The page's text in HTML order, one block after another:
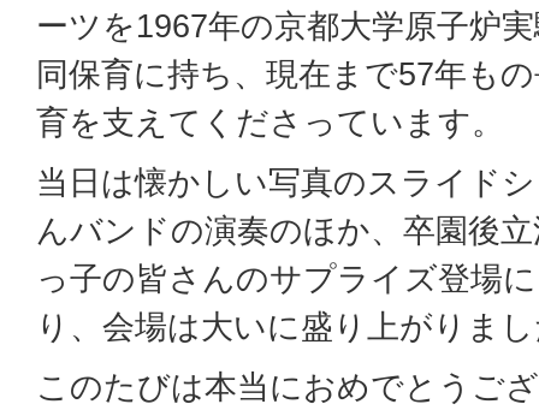
ーツを1967年の京都大学原子炉
同保育に持ち、現在まで57年も
育を支えてくださっています。
当日は懐かしい写真のスライド
んバンドの演奏のほか、卒園後
っ子の皆さんのサプライズ登場
り、会場は大いに盛り上がりま
このたびは本当におめでとうご